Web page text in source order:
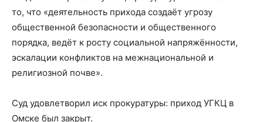
то, что «деятельность прихода создаёт угрозу
общественной безопасности и общественного
порядка, ведёт к росту социальной напряжённости,
эскалации конфликтов на межнациональной и
религиозной почве».
Суд удовлетворил иск прокуратуры: приход УГКЦ в
Омске был закрыт.